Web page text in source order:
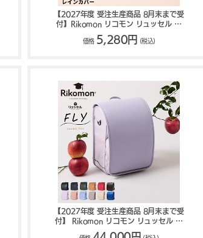
【2027年度 受注生産商品 8月末まで受
付】Rikomon リコモン リュッセル ラ
ンドセル レインカバー RYU0011
価格 5,280円 (税込)
【2027年度 受注生産商品 8月末まで受
付】 Rikomon リコモン リュッセル フ
ライ ランドセル RYU0003